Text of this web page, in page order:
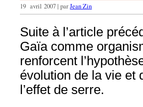
19 avril 2007 | parJean Zin
Suite à l’article
Gaïa comme
renforcent
évolution de la vie et
l’effet de serre.